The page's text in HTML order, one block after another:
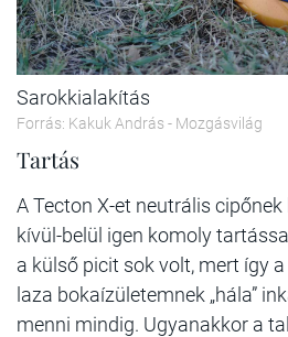
Sarokkialakítás
Forrás: Kakuk András - Mozgásvilág
Tartás
A Tecton X-et neutrális
kívül-belül igen komoly
a külső picit sok volt, mert így
laza bokaízületemnek „hála”
menni mindig. Ugyanakkor a